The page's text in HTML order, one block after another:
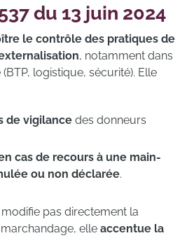
du 13 juin 2024
le contrôle des pratiques de
, notamment dans
logistique, sécurité). Elle
de vigilance des donneurs
cas de recours à une main-
ou non déclarée.
pas directement la
elle accentue la